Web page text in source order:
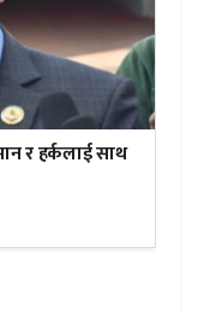
र हर्कलाई साथ